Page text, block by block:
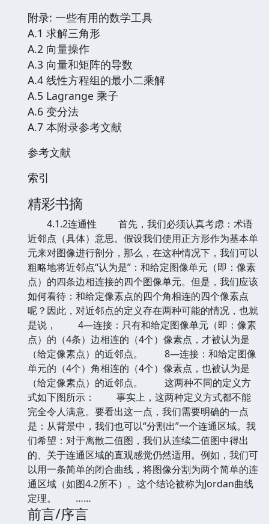
附录: 一些有用的数学工具
A.1 求解三角形
A.2 向量操作
A.3 向量和矩阵的导数
A.4 线性方程组的最小二乘解
A.5 Lagrange 乘子
A.6 变分法
A.7 本附录参考文献
参考文献
索引
精彩书摘
4.1.2连通性 首先，我们必须认真考虑：术语
近邻点（具体）意思。假设我们使用正方形作为基本单
元来对图像进行剖分，那么，在这种情况下，我们可以
粗略地将近邻点“认为是”：和给定图像单元（即：像素
点）的四条边相连接的四个图像单元。但是，我们应该
如何看待：和给定像素点的四个角相连的四个像素点
呢？因此，对近邻点的定义存在两种可能的情况，也就
是说， 4—连接：只有和给定图像单元（即：像素
点）的（4条）边相连的（4个）像素点，才被认为是
（给定像素点）的近邻点。 8—连接：和给定图像
单元的（4个）角相连的（4个）像素点，也被认为是
（给定像素点）的近邻点。 这两种不同的定义方
式如下图所示： 事实上，这两种定义方式都不能
完全令人满意。要看出这一点，我们需要明确的一点
是：从背景中，我们也可以“分割出”一个连通区域。我
们希望：对于离散二值图，我们从连续二值图中得出
的、关于连通区域的直观感觉仍然适用。例如，我们可
以用一条简单的闭合曲线，将图像分割为两个简单的连
通区域（如图4.2所不）。这个结论被称为Jordan曲线
定理。 ……
前言/序言